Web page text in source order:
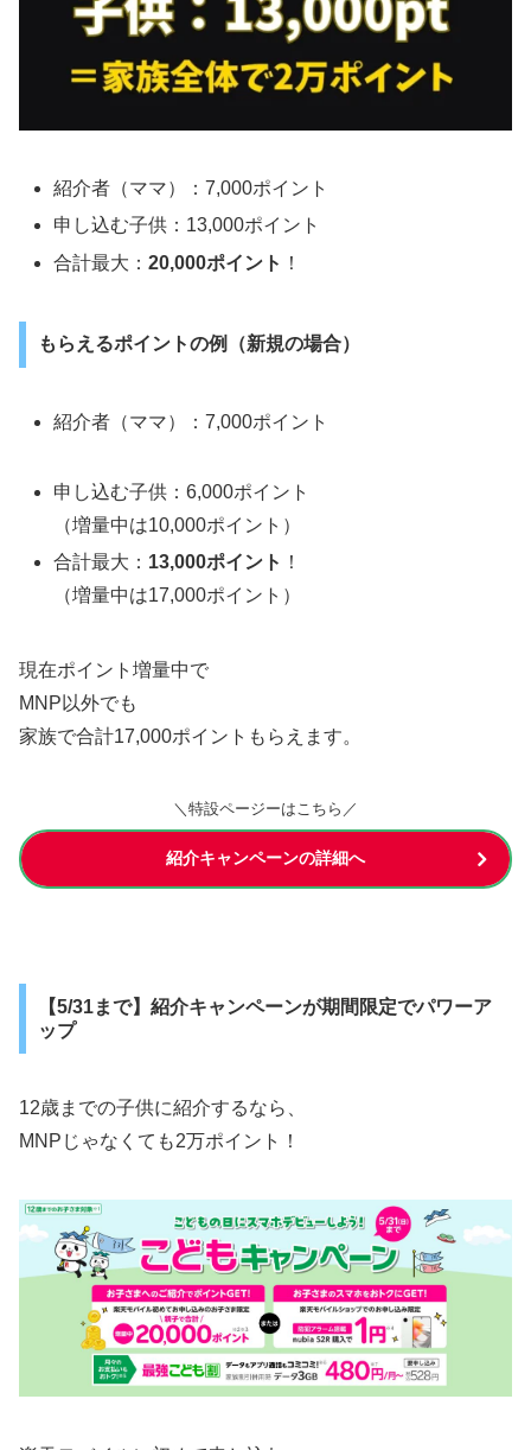
紹介者（ママ）：7,000ポイント
申し込む子供：13,000ポイント
合計最大：20,000ポイント ！
もらえるポイントの例（新規の場合）
紹介者（ママ）：7,000ポイント
申し込む子供：6,000ポイント
（増量中は10,000ポイント）
合計最大： 13,000ポイント ！
（増量中は17,000ポイント）
現在ポイント増量中で
MNP以外でも
家族で合計17,000ポイントもらえます。
＼特設ページーはこちら／
紹介キャンペーンの詳細へ
【5/31まで】紹介キャンペーンが期間限定でパワーア
ップ
12歳までの子供に紹介するなら、
MNPじゃなくても2万ポイント！